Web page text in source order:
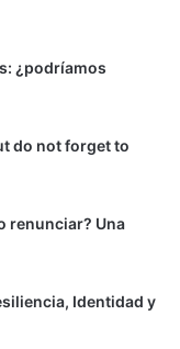
¿podríamos
do not forget to
renunciar? Una
Identidad y